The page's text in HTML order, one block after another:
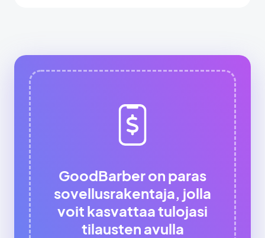
GoodBarber on paras
sovellusrakentaja, jolla
voit kasvattaa tulojasi
tilausten avulla